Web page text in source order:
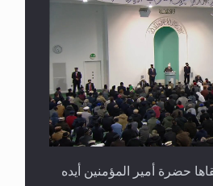
حضرة أمير المؤمنين أيده